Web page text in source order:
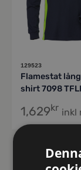
129523
Flamestat
shirt 7098
1,629kr inkl
FRISTADS